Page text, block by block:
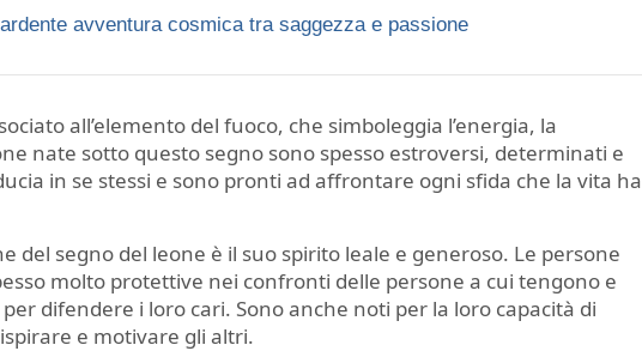
avventura cosmica tra saggezza e passione
all’elemento del fuoco, che simboleggia l’energia, la
nate sotto questo segno sono spesso estroversi, determinati e
in se stessi e sono pronti ad affrontare ogni sfida che la vita ha
del segno del leone è il suo spirito leale e generoso. Le persone
molto protettive nei confronti delle persone a cui tengono e
difendere i loro cari. Sono anche noti per la loro capacità di
e motivare gli altri.